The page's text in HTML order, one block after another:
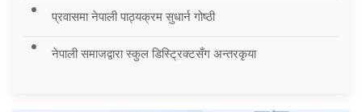
प्रवासमा नेपाली पाठ्यक्रम सुधार्न गोष्ठी
नेपाली समाजद्वारा स्कुल डिस्ट्रिक्टसँग अन्तरकृया